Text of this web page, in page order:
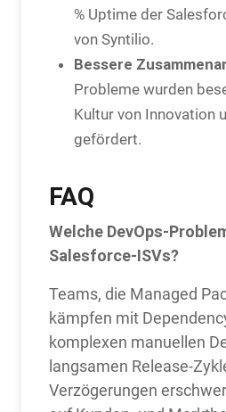
% Uptime der
von Syntilio.
Bessere
Probleme wurden
Kultur von Innovation
gefördert.
FAQ
Welche DevOps-
Salesforce-ISVs?
Teams, die Managed
kämpfen mit
komplexen manuellen
langsamen Release-
Verzögerungen